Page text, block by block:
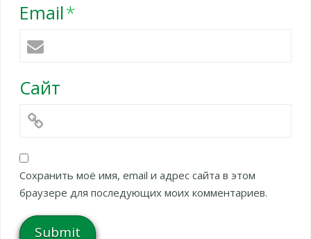
Email*
Сайт
Сохранить моё имя, email и адрес сайта в этом
браузере для последующих моих комментариев.